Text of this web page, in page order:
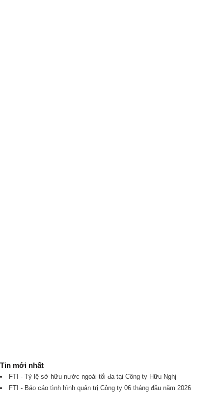
Tin mới nhất
FTI - Tỷ lệ sở hữu nước ngoài tối đa tại Công ty Hữu Nghị
FTI - Báo cáo tình hình quản trị Công ty 06 tháng đầu năm 2026